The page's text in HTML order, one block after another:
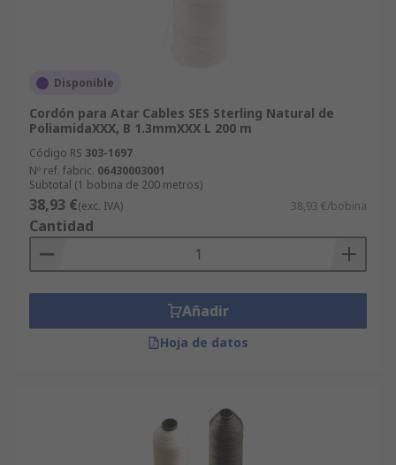
Disponible
Cordón para Atar Cables SES Sterling Natural de
PoliamidaXXX, B 1.3mmXXX L 200 m
Código RS 303-1697
Nº ref. fabric. 06430003001
Subtotal (1 bobina de 200 metros)
38,93 €(exc. IVA) 38,93 €/bobina
Cantidad
Añadir
Hoja de datos